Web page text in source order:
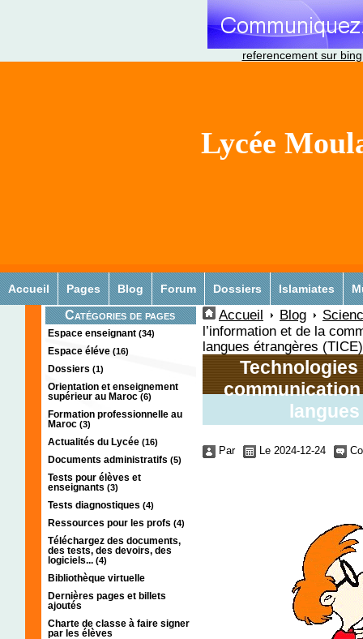
referencement sur bing
Lycée
Accueil Pages Blog Forum Dossiers Islamiates
Catégories de pages
Espace enseignant (34)
Espace éléve (16)
Dossiers (1)
Orientation et enseignement
supérieur au Maroc (6)
Formation professionnelle au
Maroc (3)
Actualités du Lycée (16)
Documents administratifs (5)
Tests pour élèves et
enseignants (3)
Tests diagnostiques (4)
Ressources pour les profs (4)
Téléchargez des documents,
des tests, des devoirs, des
logiciels... (4)
Bibliothèque virtuelle
Dernières pages et billets
ajoutés
Charte de classe à faire signer
par les élèves
Accueil Blog
l’information et de la
langues étrangères (TICE)
Technologies
Par Le 2024-12-24